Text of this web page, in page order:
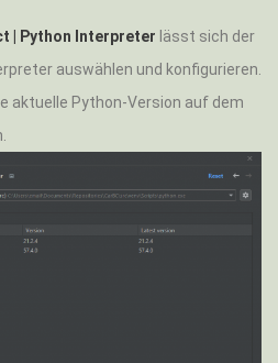
| Python Interpreter lässt sich der
auswählen und konfigurieren.
aktuelle Python-Version auf dem